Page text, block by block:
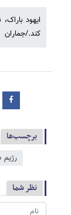
ایهود
کند./جماران
برچسب‌ها
رژیم
نظر شما